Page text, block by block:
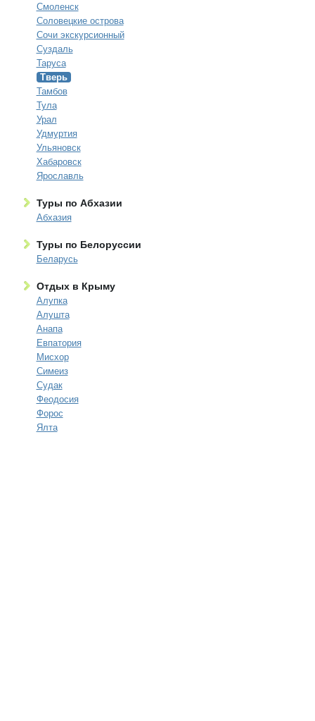
Смоленск
Соловецкие острова
Сочи экскурсионный
Суздаль
Таруса
Тверь
Тамбов
Тула
Урал
Удмуртия
Ульяновск
Хабаровск
Ярославль
Туры по Абхазии
Абхазия
Туры по Белоруссии
Беларусь
Отдых в Крыму
Алупка
Алушта
Анапа
Евпатория
Мисхор
Симеиз
Судак
Феодосия
Форос
Ялта